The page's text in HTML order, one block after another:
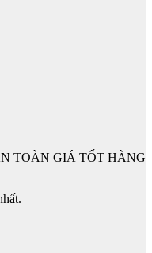
TOÀN GIÁ TỐT HÀNG